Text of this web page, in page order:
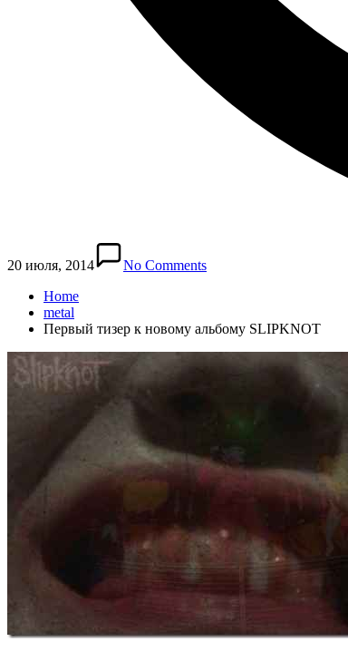
20 июля, 2014
No Comments
Home
metal
Первый тизер к новому альбому SLIPKNOT